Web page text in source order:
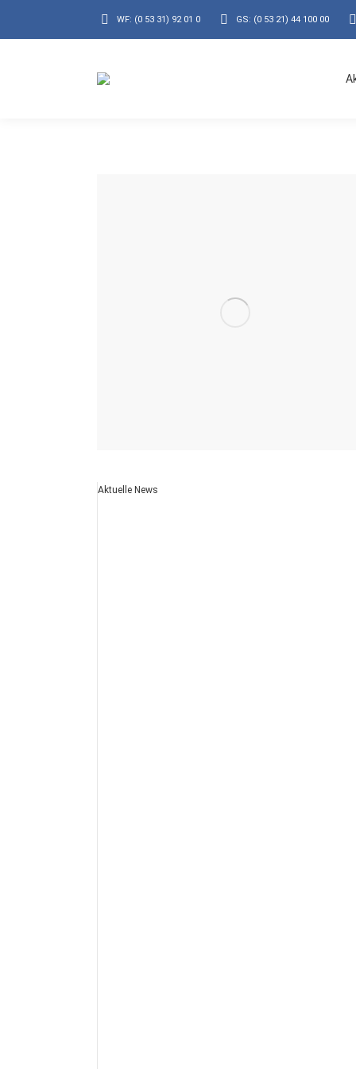
WF: (0 53 31) 92 01 0 GS: (0 53 21) 44 100 00
Aktuelle News